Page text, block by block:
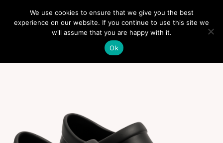
0
We use cookies to ensure that we give you the best
experience on our website. If you continue to use this site we
will assume that you are happy with it.
Ok